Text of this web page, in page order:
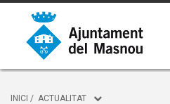
INICI / ACTUALITAT